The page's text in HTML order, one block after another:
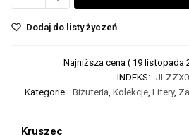
Dodaj do listy życzeń
Najniższa cena ( 19 listopada
INDEKS:
Kategorie: Biżuteria, Kolekcje, Litery,
Kruszec